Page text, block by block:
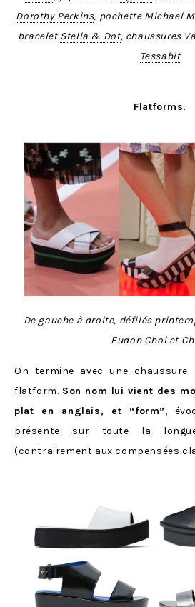
Dorothy Perkins, pochette Michael
braceletStella & Dot, chaussures
Tessabit
Flatforms.
De gauche à droite, défilés
Eudon Choi et
On termine avec une chaussure
flatform. Son nom lui vient des
plat en anglais, et “form”,
présente sur toute la
(contrairement aux compensées